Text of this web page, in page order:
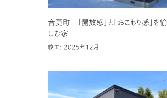
音更町 「開放感」と「おこもり感」を愉
しむ家
竣工: 2025年12月